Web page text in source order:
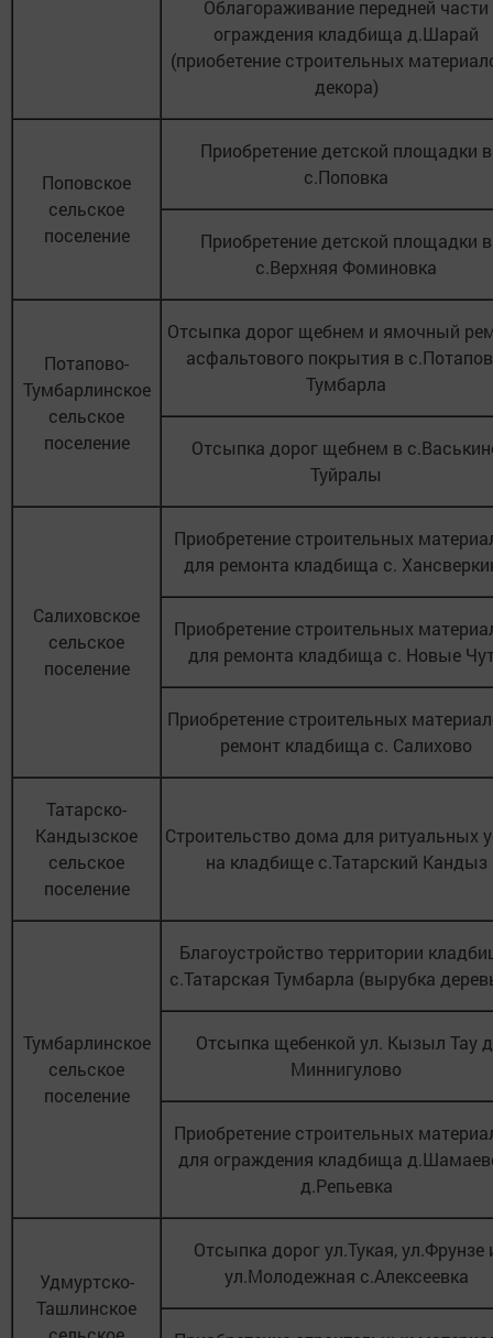
Облагораживание передней части
ограждения кладбища д.Шарай
(приобетение строительных
декора)
Поповское
сельское
поселение
Приобретение детской площадки в
с.Поповка
Приобретение детской площадки в
с.Верхняя Фоминовка
Потапово-
Тумбарлинское
сельское
поселение
Отсыпка дорог щебнем и ямочный
асфальтового покрытия в
Тумбарла
Отсыпка дорог щебнем в
Туйралы
Салиховское
сельское
поселение
Приобретение строительных
для ремонта кладбища с.
Приобретение строительных
для ремонта кладбища с. Новые
Приобретение строительных
ремонт кладбища с. Салихово
Татарско-
Кандызское
сельское
поселение
Строительство дома для ритуальных
на кладбище с.Татарский Кандыз
Тумбарлинское
сельское
поселение
Благоустройство территории
с.Татарская Тумбарла (вырубка
Отсыпка щебенкой ул. Кызыл Тау
Миннигулово
Приобретение строительных
для ограждения кладбища
д.Репьевка
Удмуртско-
Ташлинское
Отсыпка дорог ул.Тукая, ул.Фрунзе
ул.Молодежная с.Алексеевка